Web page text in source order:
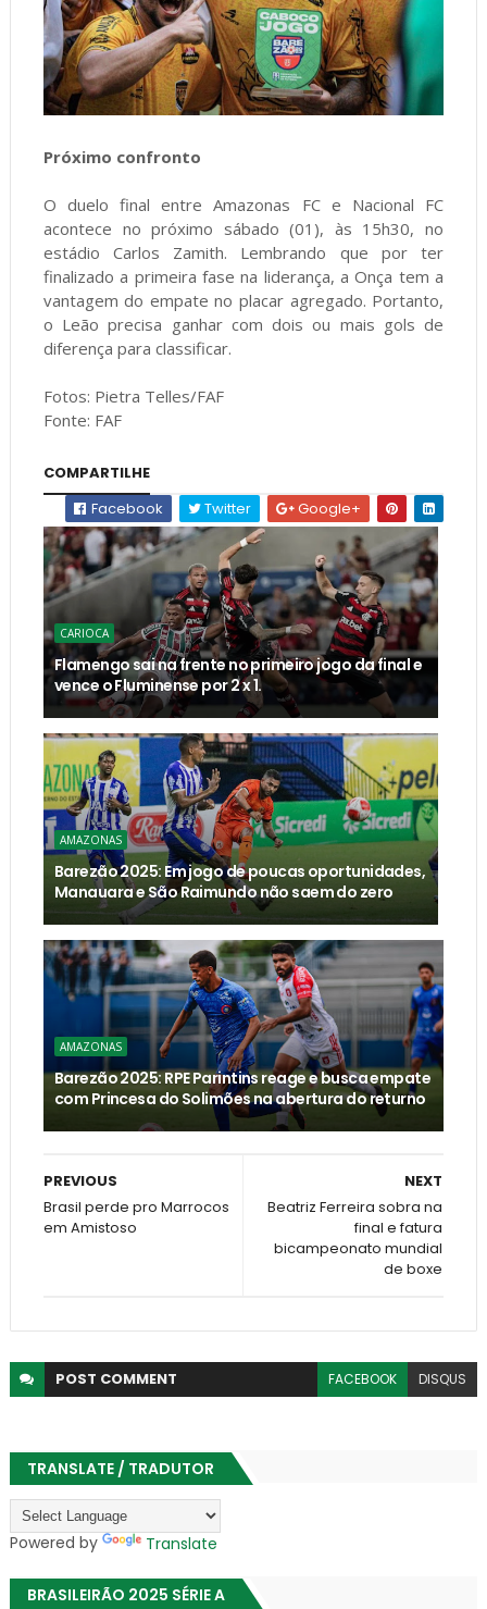
Próximo confronto
O duelo final entre Amazonas FC e Nacional FC
acontece no próximo sábado (01), às 15h30, no
estádio Carlos Zamith. Lembrando que por ter
finalizado a primeira fase na liderança, a Onça tem a
vantagem do empate no placar agregado. Portanto,
o Leão precisa ganhar com dois ou mais gols de
diferença para classificar.
Fotos: Pietra Telles/FAF
Fonte: FAF
COMPARTILHE
Facebook
Twitter Google+
CARIOCA
Flamengo sai na frente no primeiro jogo da final e
vence o Fluminense por 2 x 1.
AMAZONAS
Barezão 2025: Em jogo de poucas oportunidades,
Manauara e São Raimundo não saem do zero
AMAZONAS
Barezão 2025: RPE Parintins reage e busca empate
com Princesa do Solimões na abertura do returno
NEXT
Beatriz Ferreira sobra na
final e fatura
bicampeonato mundial
de boxe
PREVIOUS
Brasil perde pro Marrocos
em Amistoso
POST COMMENT FACEBOOK DISQUS
TRANSLATE / TRADUTOR
Powered by Translate
BRASILEIRÃO 2025 SÉRIE A